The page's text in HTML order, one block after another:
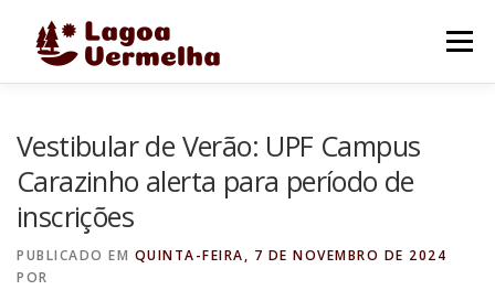
Menu
FALE CONOSCO
Vestibular de Verão: UPF Campus
Carazinho alerta para período de
inscrições
PUBLICADO EM QUINTA-FEIRA, 7 DE NOVEMBRO DE 2024
POR